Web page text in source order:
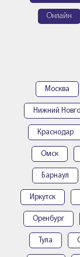
Онлайн
Москва
Нижний
Краснодар
Омск
Барнаул
Иркутск
Оренбург
Тула